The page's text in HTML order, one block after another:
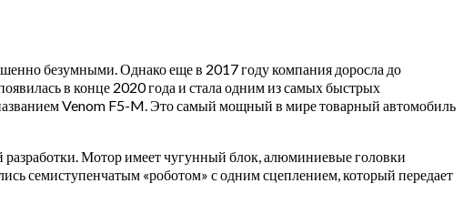
безумными. Однако еще в 2017 году компания доросла до
в конце 2020 года и стала одним из самых быстрых
названием Venom F5-M. Это самый мощный в мире товарный автомобиль
Мотор имеет чугунный блок, алюминиевые головки
семиступенчатым «роботом» с одним сцеплением, который передает